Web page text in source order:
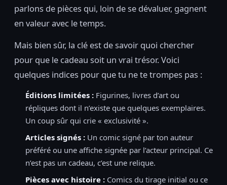
parlons de pièces qui, loin de se dévaluer, gagnent
en valeur avec le temps.
Mais bien sûr, la clé est de savoir quoi chercher
pour que le cadeau soit un vrai trésor. Voici
quelques indices pour que tu ne te trompes pas :
Éditions limitées : Figurines, livres d’art ou
répliques dont il n’existe que quelques exemplaires.
Un coup sûr qui crie « exclusivité ».
Articles signés : Un comic signé par ton auteur
préféré ou une affiche signée par l’acteur principal. Ce
n’est pas un cadeau, c’est une relique.
Pièces avec histoire : Comics du tirage initial ou ce